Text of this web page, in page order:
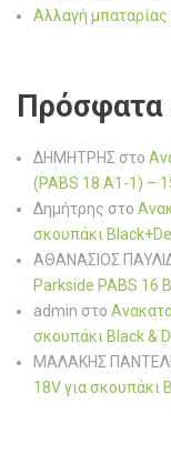
Αλλαγή
Πρόσφατα
ΔΗΜΗΤΡΗΣ στο
(PABS 18 A1-1) –
Δημήτρης στο
σκουπάκι
ΑΘΑΝΑΣΙΟΣ
Parkside PABS 16
admin στο
σκουπάκι Black &
ΜΑΛΑΚΗΣ
18V για σκουπάκι